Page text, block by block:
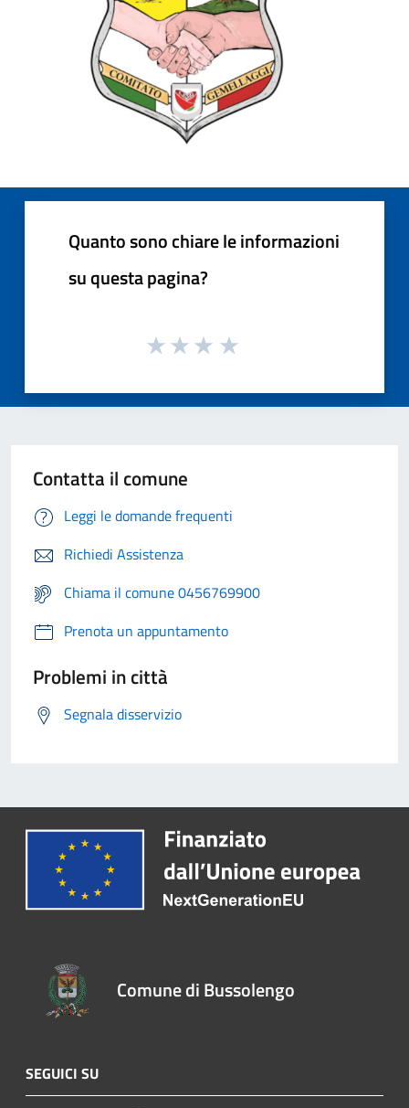
Quanto sono chiare le informazioni
su questa pagina?
Contatta il comune
Leggi le domande frequenti
Richiedi Assistenza
Chiama il comune 0456769900
Prenota un appuntamento
Problemi in città
Segnala disservizio
Comune di Bussolengo
SEGUICI SU